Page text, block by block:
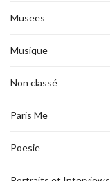
Musees
Musique
Non classé
Paris Me
Poesie